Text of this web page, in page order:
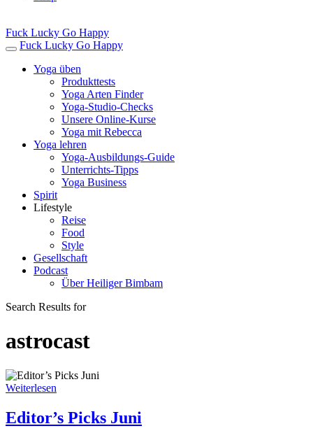
Fuck Lucky Go Happy
Fuck Lucky Go Happy
Yoga üben
Produkttests
Yoga Arten Finder
Yoga-Studio-Checks
Unsere Online-Kurse
Yoga mit Rebecca
Yoga lehren
Yoga-Ausbildungs-Guide
Unterrichts-Tipps
Yoga Business
Spirit
Lifestyle
Reise
Food
Style
Gesellschaft
Podcast
Über Heiliger Bimbam
Search Results for
astrocast
Weiterlesen
Editor’s Picks Juni